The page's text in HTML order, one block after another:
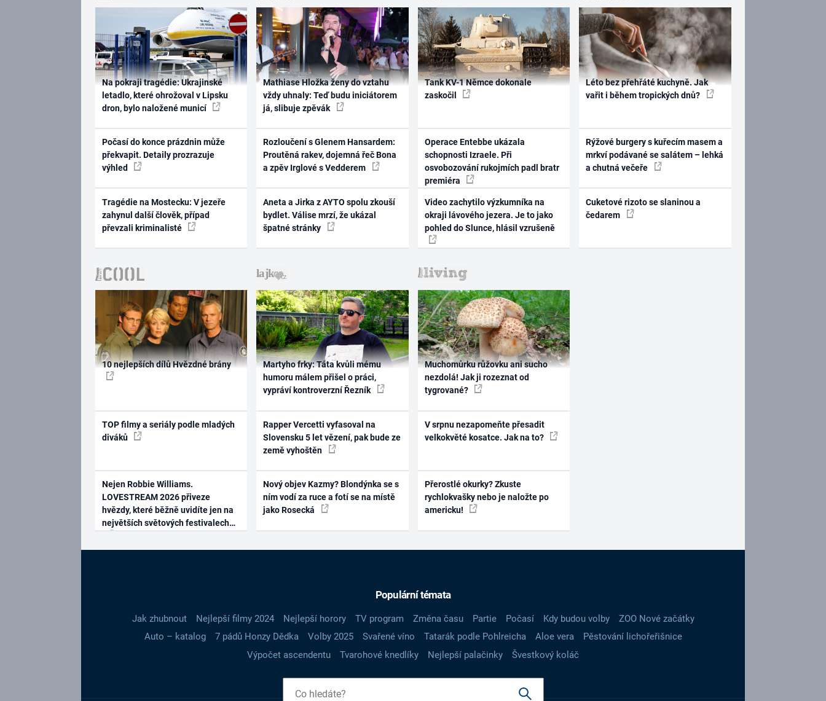
Na pokraji tragédie: Ukrajinské
letadlo, které ohrožoval v Lipsku
dron, bylo naložené municí
Počasí do konce prázdnin může
překvapit. Detaily prozrazuje
výhled
Tragédie na Mostecku: V jezeře
zahynul další člověk, případ
převzali kriminalisté
Mathiase Hložka ženy do vztahu
vždy uhnaly: Teď budu iniciátorem
já, slibuje zpěvák
Rozloučení s Glenem Hansardem:
Proutěná rakev, dojemná řeč Bona
a zpěv Irglové s Vedderem
Aneta a Jirka z AYTO spolu zkouší
bydlet. Válise mrzí, že ukázal
špatné stránky
Tank KV-1 Němce dokonale
zaskočil
Operace Entebbe ukázala
schopnosti Izraele. Při
osvobozování rukojmích padl bratr
premiéra
Video zachytilo výzkumníka na
okraji lávového jezera. Je to jako
pohled do Slunce, hlásil vzrušeně
Léto bez přehřáté kuchyně. Jak
vařit i během tropických dnů?
Rýžové burgery s kuřecím masem a
mrkví podávané se salátem – lehká
a chutná večeře
Cuketové rizoto se slaninou a
čedarem
10 nejlepších dílů Hvězdné brány
TOP filmy a seriály podle mladých
diváků
Nejen Robbie Williams.
LOVESTREAM 2026 přiveze
hvězdy, které běžně uvidíte jen na
největších světových festivalech
Martyho frky: Táta kvůli mému
humoru málem přišel o práci,
vypráví kontroverzní Řezník
Rapper Vercetti vyfasoval na
Slovensku 5 let vězení, pak bude ze
země vyhoštěn
Nový objev Kazmy? Blondýnka se s
ním vodí za ruce a fotí se na místě
jako Rosecká
Muchomůrku růžovku ani sucho
nezdolá! Jak ji rozeznat od
tygrované?
V srpnu nezapomeňte přesadit
velkokvěté kosatce. Jak na to?
Přerostlé okurky? Zkuste
rychlokvašky nebo je naložte po
americku!
Populární témata
Jak zhubnout Nejlepší filmy 2024 Nejlepší horory TV program Změna času Partie Počasí Kdy budou volby
ZOO Nové začátky
Auto – katalog
7 pádů Honzy Dědka Volby 2025 Svařené víno Tatarák podle Pohlreicha Aloe vera
Pěstování lichořeřišnice
Výpočet ascendentu
Tvarohové knedlíky Nejlepší palačinky Švestkový koláč